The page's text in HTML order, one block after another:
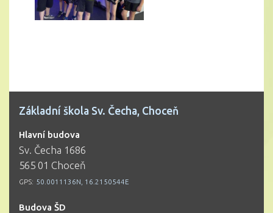
Základní škola Sv. Čecha, Choceň
Hlavní budova
Sv. Čecha 1686
565 01 Choceň
GPS: 50.0011136N, 16.2150544E
Budova ŠD